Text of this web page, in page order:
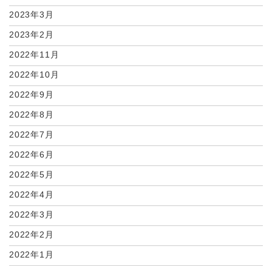
2023年3月
2023年2月
2022年11月
2022年10月
2022年9月
2022年8月
2022年7月
2022年6月
2022年5月
2022年4月
2022年3月
2022年2月
2022年1月